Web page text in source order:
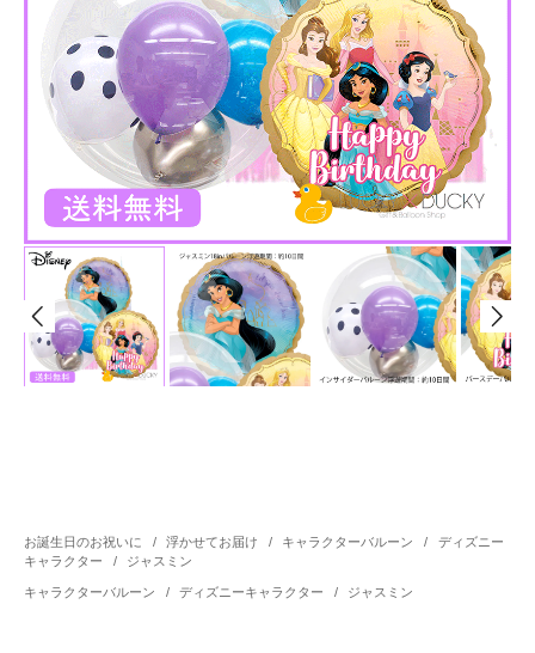
お誕生日のお祝いに / 浮かせてお届け / キャラクターバルーン /
ディズニー
キャラクター
/ ジャスミン
キャラクターバルーン / ディズニーキャラクター / ジャスミン